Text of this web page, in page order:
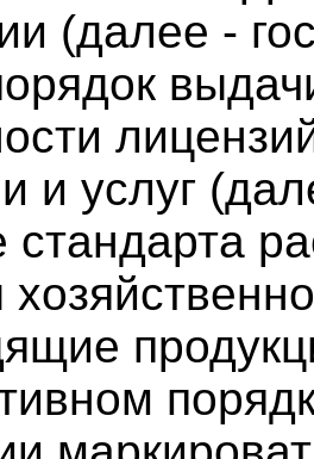
(далее -
и услуг
стандарта